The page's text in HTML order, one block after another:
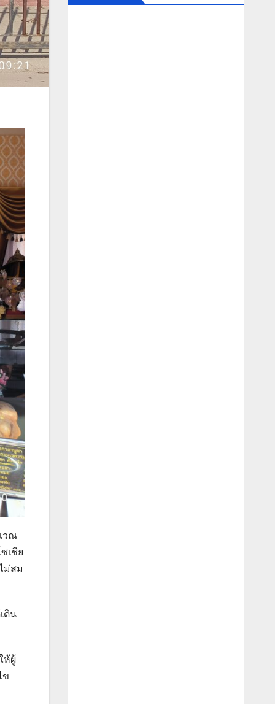
วณ
เชีย
ม่สม
ดิน
ห้ผู้
ข